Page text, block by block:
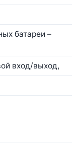
батареи –
вход/выход,